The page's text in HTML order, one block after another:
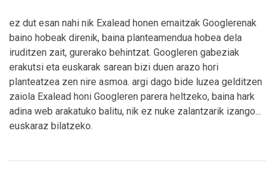
ez dut esan nahi nik Exalead honen emaitzak Googlerenak
baino hobeak direnik, baina planteamendua hobea dela
iruditzen zait, gurerako behintzat. Googleren gabeziak
erakutsi eta euskarak sarean bizi duen arazo hori
planteatzea zen nire asmoa. argi dago bide luzea gelditzen
zaiola Exalead honi Googleren parera heltzeko, baina hark
adina web arakatuko balitu, nik ez nuke zalantzarik izango...
euskaraz bilatzeko.